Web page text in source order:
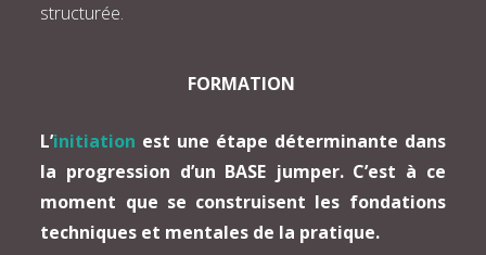
structurée.
FORMATION
L’initiation est une étape déterminante dans
la progression d’un BASE jumper. C’est à ce
moment que se construisent les fondations
techniques et mentales de la pratique.